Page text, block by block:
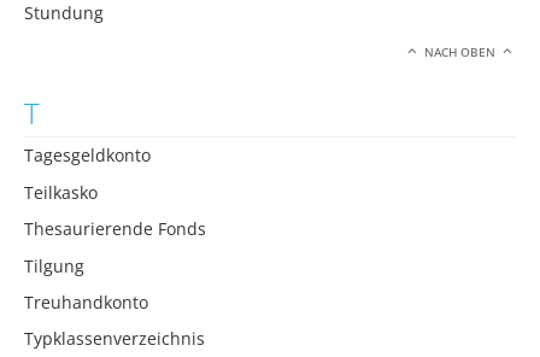
Stundung
NACH OBEN
T
Tagesgeldkonto
Teilkasko
Thesaurierende Fonds
Tilgung
Treuhandkonto
Typklassenverzeichnis